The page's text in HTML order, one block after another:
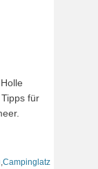
für
Campinglatz